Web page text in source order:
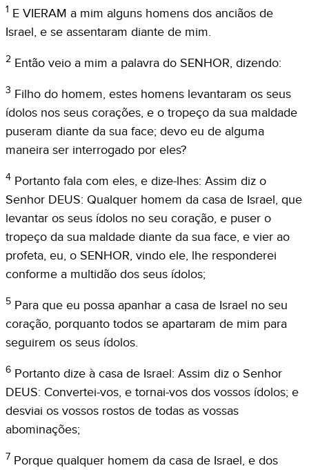
1 E VIERAM a mim alguns homens dos anciãos de
Israel, e se assentaram diante de mim.
2 Então veio a mim a palavra do SENHOR, dizendo:
3 Filho do homem, estes homens levantaram os seus
ídolos nos seus corações, e o tropeço da sua maldade
puseram diante da sua face; devo eu de alguma
maneira ser interrogado por eles?
4 Portanto fala com eles, e dize-lhes: Assim diz o
Senhor DEUS: Qualquer homem da casa de Israel, que
levantar os seus ídolos no seu coração, e puser o
tropeço da sua maldade diante da sua face, e vier ao
profeta, eu, o SENHOR, vindo ele, lhe responderei
conforme a multidão dos seus ídolos;
5 Para que eu possa apanhar a casa de Israel no seu
coração, porquanto todos se apartaram de mim para
seguirem os seus ídolos.
6 Portanto dize à casa de Israel: Assim diz o Senhor
DEUS: Convertei-vos, e tornai-vos dos vossos ídolos; e
desviai os vossos rostos de todas as vossas
abominações;
7 Porque qualquer homem da casa de Israel, e dos